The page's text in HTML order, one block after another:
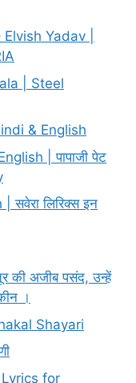
Elvish Yadav |
| Steel
& English
| पापाजी पेट
लिरिक्स इन
की अजीब पसंद, उन्हें
।
Shayari
for